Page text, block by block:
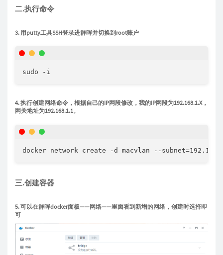
二.执行命令
3. 用putty工具SSH登录进群晖并切换到root账户
sudo -i
4. 执行创建网络命令，根据自己的IP网段修改，我的IP网段为192.168.1.X，
网关地址为192.168.1.1。
docker network create -d macvlan --
三.创建容器
5. 可以在群晖docker面板——网络——里面看到新增的网络，创建时选择即
可